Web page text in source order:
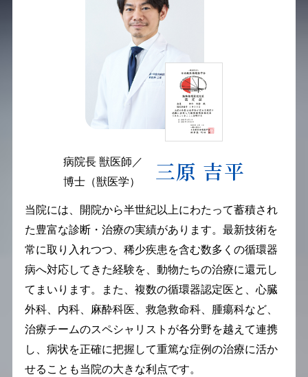
病院長 獣医師／
博士（獣医学）
三原 吉平
当院には、開院から半世紀以上にわたって蓄積され
た豊富な診断・治療の実績があります。最新技術を
常に取り入れつつ、稀少疾患を含む数多くの循環器
病へ対応してきた経験を、動物たちの治療に還元し
てまいります。また、複数の循環器認定医と、心臓
外科、内科、麻酔科医、救急救命科、腫瘍科など、
治療チームのスペシャリストが各分野を越えて連携
し、病状を正確に把握して重篤な症例の治療に活か
せることも当院の大きな利点です。